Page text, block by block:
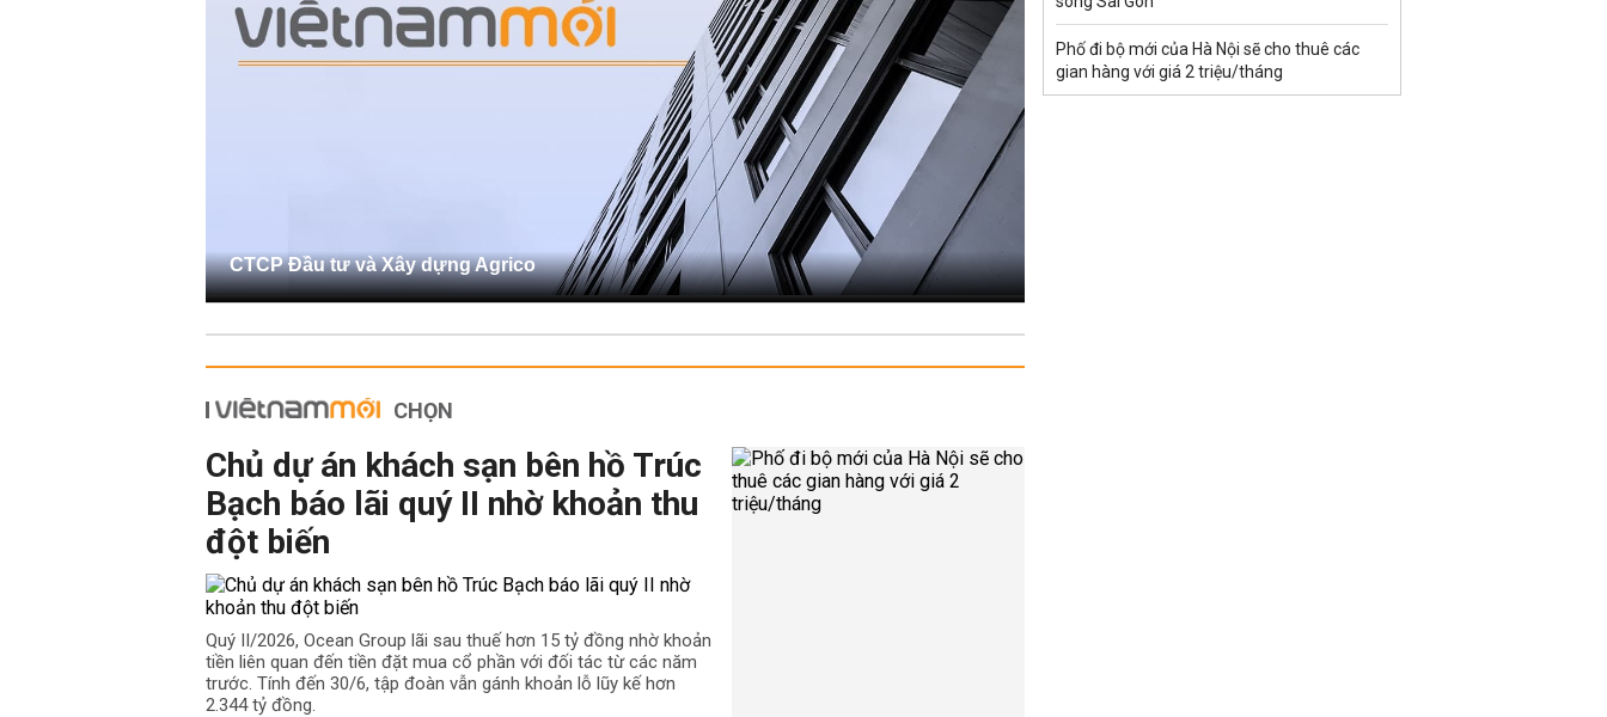
CTCP Đầu tư và Xây dựng Agrico
CHỌN
Chủ dự án khách sạn bên hồ Trúc
Bạch báo lãi quý II nhờ khoản thu
đột biến
Quý II/2026, Ocean Group lãi sau thuế hơn 15 tỷ đồng nhờ khoản
tiền liên quan đến tiền đặt mua cổ phần với đối tác từ các năm
trước. Tính đến 30/6, tập đoàn vẫn gánh khoản lỗ lũy kế hơn
2.344 tỷ đồng.
Phố đi bộ mới của Hà Nội sẽ cho thuê các
gian hàng với giá 2 triệu/tháng